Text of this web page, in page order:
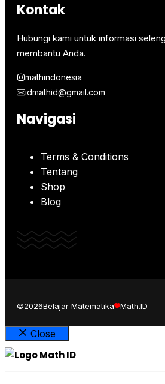
Kontak
Hubungi kami untuk informasi
membantu Anda.
mathindonesia
idmathid@gmail.com
Navigasi
Terms & Conditions
Tentang
Shop
Blog
©2026Belajar Matematika Math.ID
Close